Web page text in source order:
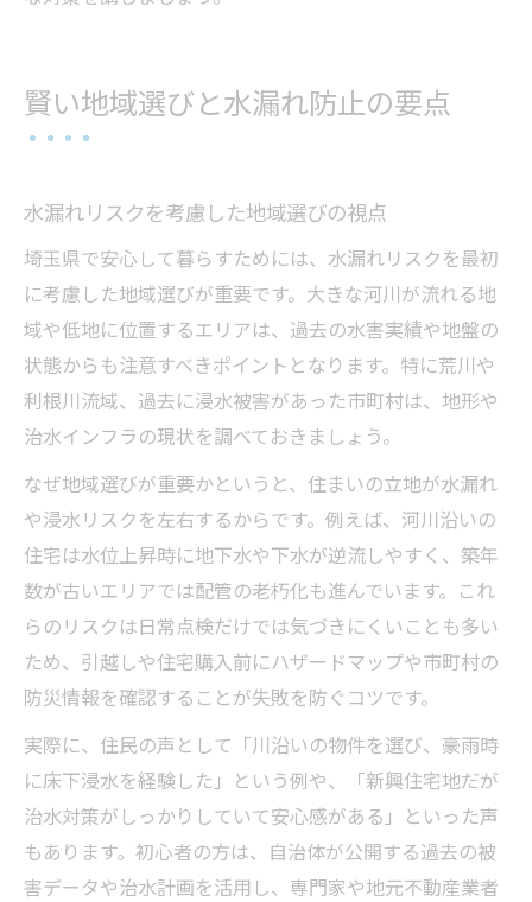
賢い地域選びと水漏れ防止の要点
水漏れリスクを考慮した地域選びの視点
埼玉県で安心して暮らすためには、水漏れリスクを最初
に考慮した地域選びが重要です。大きな河川が流れる地
域や低地に位置するエリアは、過去の水害実績や地盤の
状態からも注意すべきポイントとなります。特に荒川や
利根川流域、過去に浸水被害があった市町村は、地形や
治水インフラの現状を調べておきましょう。
なぜ地域選びが重要かというと、住まいの立地が水漏れ
や浸水リスクを左右するからです。例えば、河川沿いの
住宅は水位上昇時に地下水や下水が逆流しやすく、築年
数が古いエリアでは配管の老朽化も進んでいます。これ
らのリスクは日常点検だけでは気づきにくいことも多い
ため、引越しや住宅購入前にハザードマップや市町村の
防災情報を確認することが失敗を防ぐコツです。
実際に、住民の声として「川沿いの物件を選び、豪雨時
に床下浸水を経験した」という例や、「新興住宅地だが
治水対策がしっかりしていて安心感がある」といった声
もあります。初心者の方は、自治体が公開する過去の被
害データや治水計画を活用し、専門家や地元不動産業者